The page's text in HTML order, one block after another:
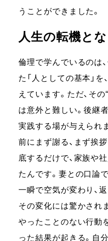
うことができました。
人生の転機と
倫理で学んでいるのは
た「人としての基本」
えています。ただ、そ
は意外と難しい。後継
実践する場が与えられ
前にまず謝る、まず挨
底するだけで、家族や
たんです。妻との口論
一瞬で空気が変わり、
その変化には驚かされ
やったことのない行動
った結果が起きる。自